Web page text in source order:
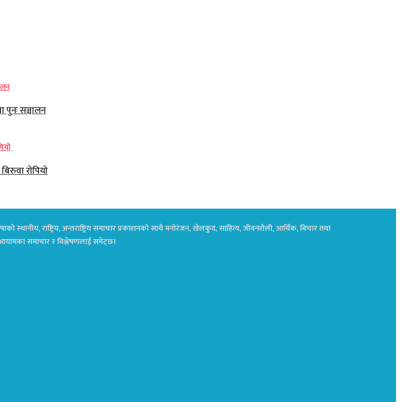
सञ्चालन
रोपियो
स्थानीय, राष्ट्रिय, अन्तराष्ट्रिय समाचार प्रकाशनको साथै मनोरंजन, खेलकुद, साहित्य, जीवनशैली, आर्थिक, बिचार तथा
समाचार र विश्लेषणलाई समेट्छ।